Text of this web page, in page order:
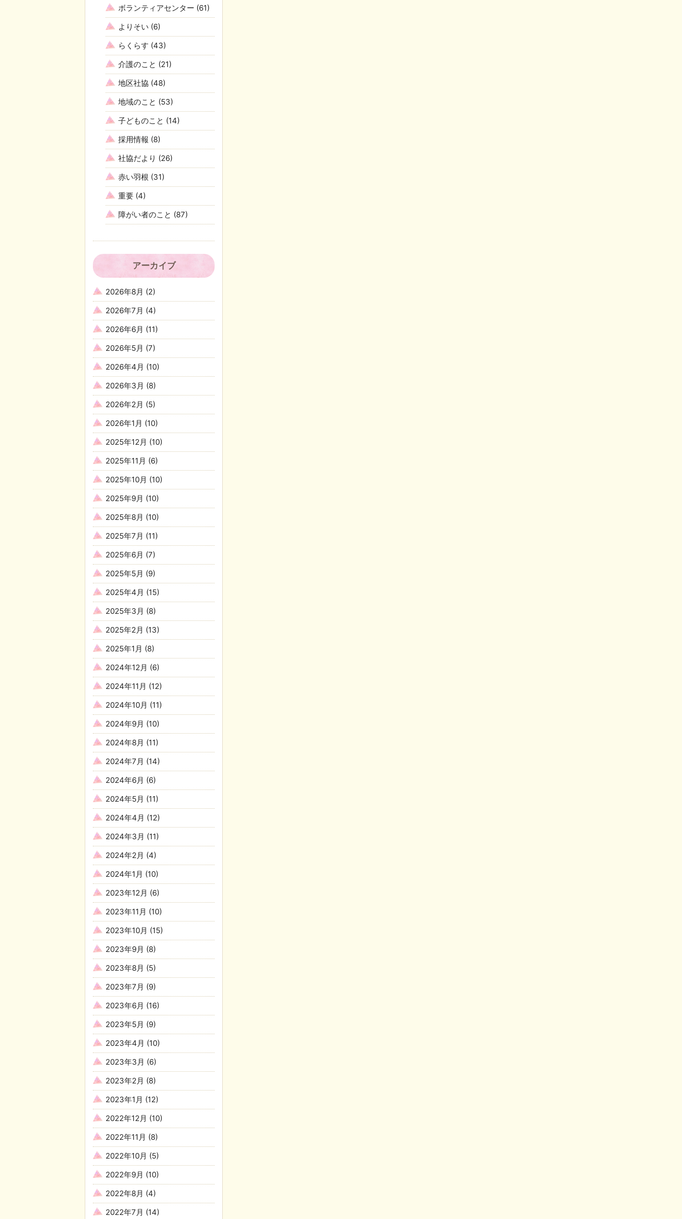
ボランティアセンター (61)
よりそい (6)
らくらす (43)
介護のこと (21)
地区社協 (48)
地域のこと (53)
子どものこと (14)
採用情報 (8)
社協だより (26)
赤い羽根 (31)
重要 (4)
障がい者のこと (87)
アーカイブ
2026年8月 (2)
2026年7月 (4)
2026年6月 (11)
2026年5月 (7)
2026年4月 (10)
2026年3月 (8)
2026年2月 (5)
2026年1月 (10)
2025年12月 (10)
2025年11月 (6)
2025年10月 (10)
2025年9月 (10)
2025年8月 (10)
2025年7月 (11)
2025年6月 (7)
2025年5月 (9)
2025年4月 (15)
2025年3月 (8)
2025年2月 (13)
2025年1月 (8)
2024年12月 (6)
2024年11月 (12)
2024年10月 (11)
2024年9月 (10)
2024年8月 (11)
2024年7月 (14)
2024年6月 (6)
2024年5月 (11)
2024年4月 (12)
2024年3月 (11)
2024年2月 (4)
2024年1月 (10)
2023年12月 (6)
2023年11月 (10)
2023年10月 (15)
2023年9月 (8)
2023年8月 (5)
2023年7月 (9)
2023年6月 (16)
2023年5月 (9)
2023年4月 (10)
2023年3月 (6)
2023年2月 (8)
2023年1月 (12)
2022年12月 (10)
2022年11月 (8)
2022年10月 (5)
2022年9月 (10)
2022年8月 (4)
2022年7月 (14)